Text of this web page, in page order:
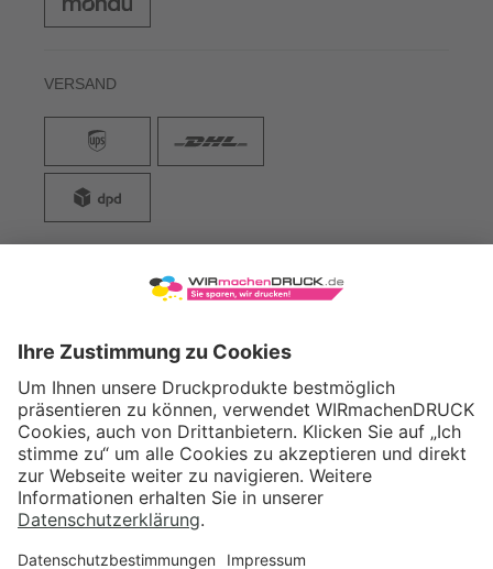
VERSAND
WIRmachenDRUCK GmbH
71522 Backnang
Tel.: +49 (0) 711 995 982 - 20
Fax: +49 (0) 711 995 982 - 21
SOCIAL MEDIA